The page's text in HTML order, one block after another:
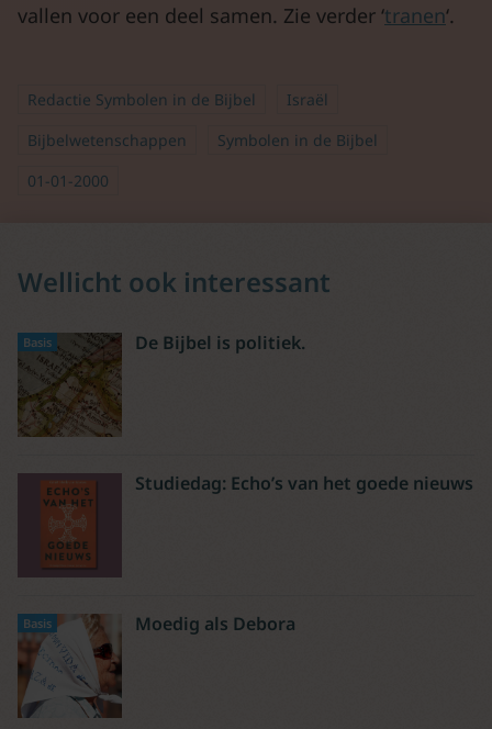
vallen voor een deel samen. Zie verder ‘tranen‘.
Redactie Symbolen in de Bijbel
Israël
Bijbelwetenschappen
Symbolen in de Bijbel
01-01-2000
Wellicht ook interessant
Basis De Bijbel is politiek.
Studiedag: Echo’s van het goede nieuws
Basis Moedig als Debora